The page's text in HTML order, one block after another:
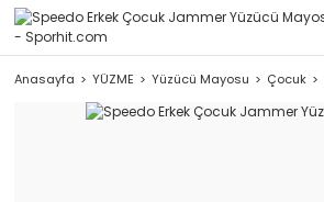
Anasayfa YÜZME Yüzücü Mayosu Çocuk